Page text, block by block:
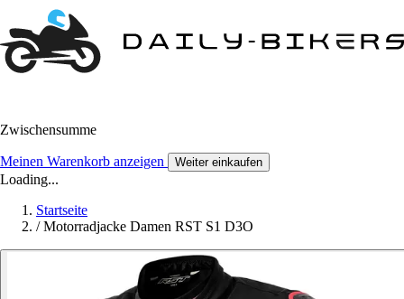
Zwischensumme
Meinen Warenkorb anzeigen Weiter einkaufen
Loading...
Startseite
/ Motorradjacke Damen RST S1 D3O